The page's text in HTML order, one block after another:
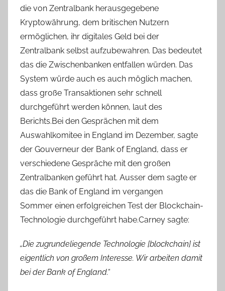
die von Zentralbank herausgegebene
Kryptowährung, dem britischen Nutzern
ermöglichen, ihr digitales Geld bei der
Zentralbank selbst aufzubewahren. Das bedeutet
das die Zwischenbanken entfallen würden. Das
System würde auch es auch möglich machen,
dass große Transaktionen sehr schnell
durchgeführt werden können, laut des
Berichts.Bei den Gesprächen mit dem
Auswahlkomitee in England im Dezember, sagte
der Gouverneur der Bank of England, dass er
verschiedene Gespräche mit den großen
Zentralbanken geführt hat. Ausser dem sagte er
das die Bank of England im vergangen
Sommer einen erfolgreichen Test der Blockchain-
Technologie durchgeführt habe.Carney sagte:
„Die zugrundeliegende Technologie [blockchain] ist
eigentlich von großem Interesse. Wir arbeiten damit
bei der Bank of England.“